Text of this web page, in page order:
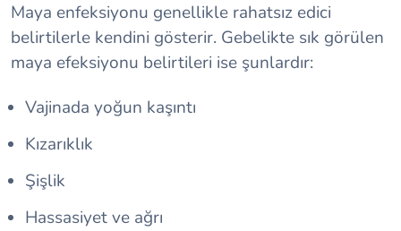
Maya enfeksiyonu genellikle rahatsız edici
belirtilerle kendini gösterir. Gebelikte sık görülen
maya efeksiyonu belirtileri ise şunlardır:
Vajinada yoğun kaşıntı
Kızarıklık
Şişlik
Hassasiyet ve ağrı